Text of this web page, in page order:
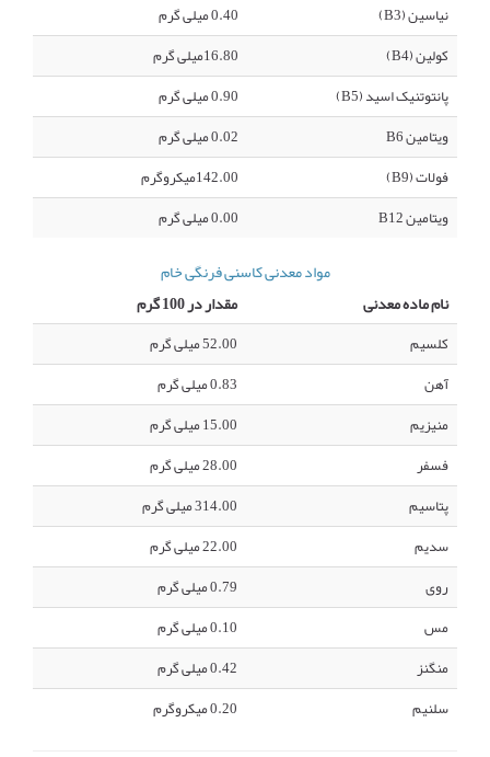
نیاسین (B3)
0.40 میلی گرم
کولین (B4)
16.80میلی گرم
پانتوتنیک اسید (B5)
0.90 میلی گرم
ویتامین B6
0.02 میلی گرم
فولات (B9)
142.00میکروگرم
ویتامین B12
0.00 میلی گرم
مواد معدنی کاسنی فرنگی خام
نام ماده معدنی
مقدار در 100 گرم
کلسیم
52.00 میلی گرم
آهن
0.83 میلی گرم
منیزیم
15.00 میلی گرم
فسفر
28.00 میلی گرم
پتاسیم
314.00 میلی گرم
سدیم
22.00 میلی گرم
روی
0.79 میلی گرم
مس
0.10 میلی گرم
منگنز
0.42 میلی گرم
سلنیم
0.20 میکروگرم